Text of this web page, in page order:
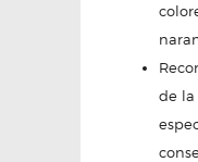
de la